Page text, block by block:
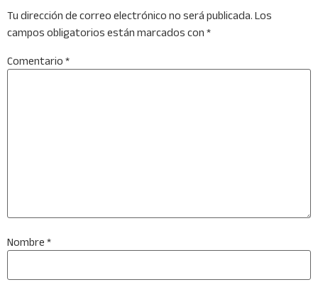
Tu dirección de correo electrónico no será publicada. Los
campos obligatorios están marcados con *
Comentario *
Nombre *